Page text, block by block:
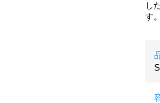
し
す